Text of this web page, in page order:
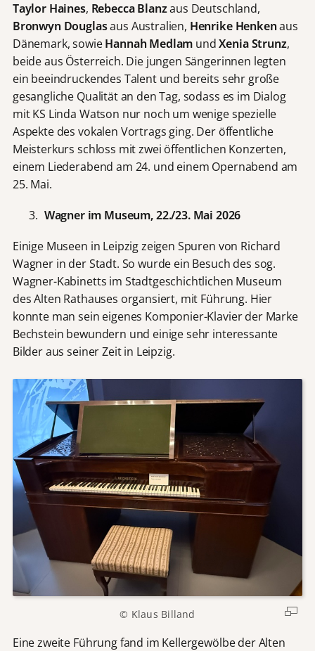
Taylor Haines, Rebecca Blanzaus Deutschland,
Bronwyn Douglasaus Australien, Henrike Henkenaus
Dänemark, sowieHannah Medlam undXenia Strunz,
beide aus Österreich. Die jungen Sängerinnen legten
ein beeindruckendes Talent und bereits sehr große
gesangliche Qualität an den Tag, sodass es im Dialog
mit KS Linda Watson nur noch um wenige spezielle
Aspekte des vokalen Vortrags ging. Der öffentliche
Meisterkurs schloss mit zwei öffentlichen Konzerten,
einem Liederabend am 24. und einem Opernabend am
25. Mai.
Wagner im Museum, 22./23. Mai 2026
Einige Museen in Leipzig zeigen Spuren von Richard
Wagner in der Stadt. So wurde ein Besuch des sog.
Wagner-Kabinetts im Stadtgeschichtlichen Museum
des Alten Rathauses organsiert, mit Führung. Hier
konnte man sein eigenes Komponier-Klavier der Marke
Bechstein bewundern und einige sehr interessante
Bilder aus seiner Zeit in Leipzig.
© Klaus Billand
Eine zweite Führung fand im Kellergewölbe der Alten